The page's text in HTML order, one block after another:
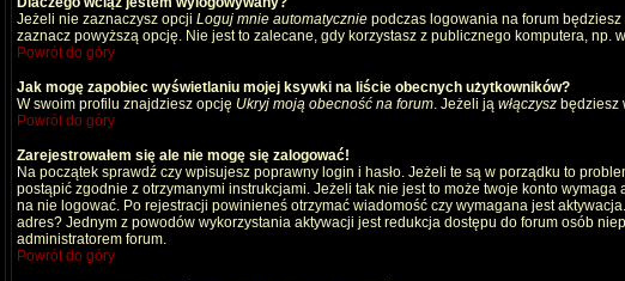
Jeżeli nie zaznaczysz opcji Loguj mnie automatycznie podczas logowania na forum
zaznacz powyższą opcję. Nie jest to zalecane, gdy korzystasz z publicznego komputera, np.
Powrót do góry
Jak mogę zapobiec wyświetlaniu mojej ksywki na liście obecnych użytkowników?
W swoim profilu znajdziesz opcję Ukryj moją obecność na forum. Jeżeli ją włączysz będziesz
Powrót do góry
Zarejestrowałem się ale nie mogę się zalogować!
Na początek sprawdź czy wpisujesz poprawny login i hasło. Jeżeli te są w porządku to
postąpić zgodnie z otrzymanymi instrukcjami. Jeżeli tak nie jest to może twoje konto
na nie logować. Po rejestracji powinieneś otrzymać wiadomość czy wymagana jest
adres? Jednym z powodów wykorzystania aktywacji jest redukcja dostępu do forum osób
administratorem forum.
Powrót do góry